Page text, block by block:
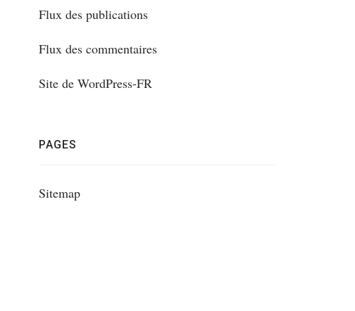
Flux des publications
Flux des commentaires
Site de WordPress-FR
PAGES
Sitemap